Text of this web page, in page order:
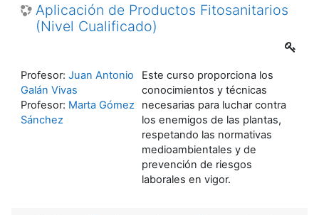
Aplicación de Productos Fitosanitarios
(Nivel Cualificado)
Este curso proporciona los
conocimientos y técnicas
necesarias para luchar contra
los enemigos de las plantas,
respetando las normativas
medioambientales y de
prevención de riesgos
laborales en vigor.
Profesor: Juan Antonio
Galán Vivas
Profesor: Marta Gómez
Sánchez